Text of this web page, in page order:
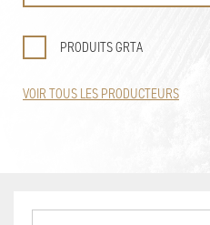
PRODUITS GRTA
VOIR TOUS LES PRODUCTEURS